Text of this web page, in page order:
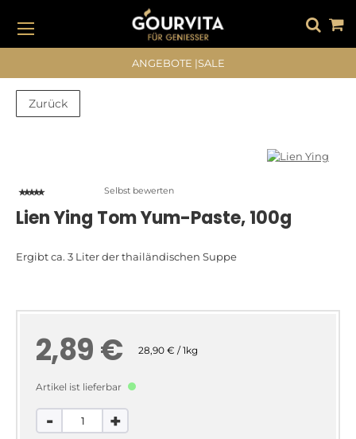
DIREKT
ZUM
INHALT
#DRÜCKEN SIE DIE EINGABETASTE, UM ZU SUCHEN
ANGEBOTE |SALE
Zurück
springen
springen
Selbst bewerten
Lien Ying Tom Yum-Paste, 100g
Ergibt ca. 3 Liter der thailändischen Suppe
2,89 € 28,90 € / 1kg
Artikel ist lieferbar
- +